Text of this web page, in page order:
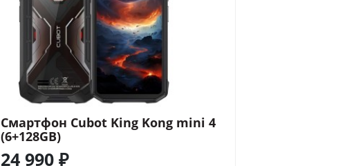
Смартфон Cubot King Kong mini 4
(6+128GB)
24 990 ₽